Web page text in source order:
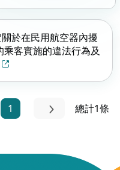
於在民用航空器內擾
客實施的違法行為及
1 總計1條